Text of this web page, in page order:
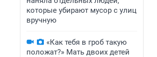
которые убирают мусор с улиц
вручную
«Как тебя в гроб такую
положат?» Мать двоих детей